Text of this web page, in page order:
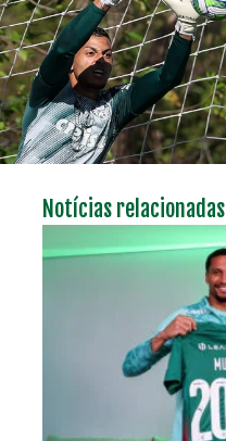
Notícias relacionadas